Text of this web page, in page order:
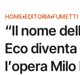
HOME›EDITORIA›FUMETTI
“Il nome
Eco
l’opera